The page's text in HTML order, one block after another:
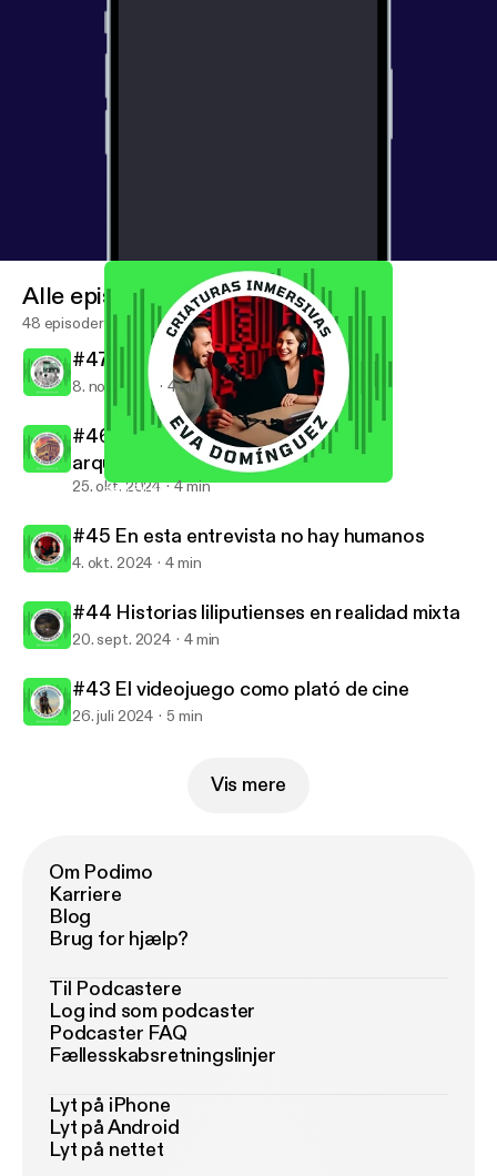
#45 En esta entrevista no hay humanos
Alle episoder
48 episoder
#47 Falsos recuerdos amplificados
8. nov. 2024 4 min
#46 Escaneo 3D contra el expolio
arqueológico
25. okt. 2024 4 min
#45 En esta entrevista no hay humanos
4. okt. 2024 4 min
#44 Historias liliputienses en realidad mixta
20. sept. 2024 4 min
#43 El videojuego como plató de cine
26. juli 2024 5 min
Vis mere
Om Podimo
Karriere
Blog
Brug for hjælp?
Til Podcastere
Log ind som podcaster
Podcaster FAQ
Fællesskabsretningslinjer
Lyt på iPhone
Lyt på Android
Lyt på nettet